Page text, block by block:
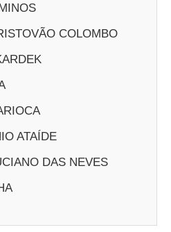
COLOMBO
ATAÍDE
DAS NEVES